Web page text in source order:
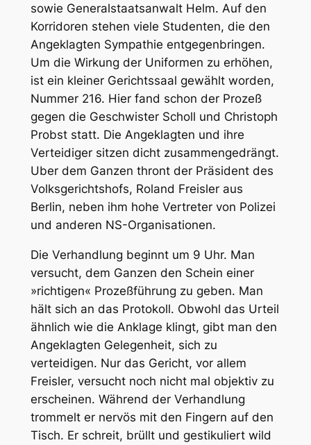
sowie Generalstaatsanwalt Helm. Auf den
Korridoren stehen viele Studenten, die den
Angeklagten Sympathie entgegenbringen.
Um die Wirkung der Uniformen zu erhöhen,
ist ein kleiner Gerichtssaal gewählt worden,
Nummer 216. Hier fand schon der Prozeß
gegen die Geschwister Scholl und Christoph
Probst statt. Die Angeklagten und ihre
Verteidiger sitzen dicht zusammengedrängt.
Uber dem Ganzen thront der Präsident des
Volksgerichtshofs, Roland Freisler aus
Berlin, neben ihm hohe Vertreter von Polizei
und anderen NS-Organisationen.
Die Verhandlung beginnt um 9 Uhr. Man
versucht, dem Ganzen den Schein einer
»richtigen« Prozeßführung zu geben. Man
hält sich an das Protokoll. Obwohl das Urteil
ähnlich wie die Anklage klingt, gibt man den
Angeklagten Gelegenheit, sich zu
verteidigen. Nur das Gericht, vor allem
Freisler, versucht noch nicht mal objektiv zu
erscheinen. Während der Verhandlung
trommelt er nervös mit den Fingern auf den
Tisch. Er schreit, brüllt und gestikuliert wild